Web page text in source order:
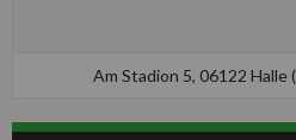
Am Stadion 5, 06122 Halle